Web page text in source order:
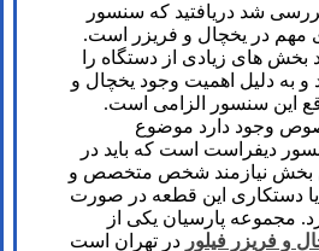
شد دریافتید که سنسور
در یخچال و فریزر است.
های زیادی از دستگاه را
و به دلیل اهمیت وجود یخچال و
این سنسور الزامی است.
وجود دارد موضوع
دیفراست است که باید در
بخش نیازمند شخص متخصص و
یا دستکاری این قطعه در صورت
مجموعه پارسیان یکی از
و فریزر فیلور در تهران است